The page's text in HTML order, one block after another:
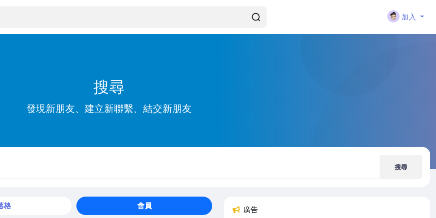
加入
搜尋
發現新朋友、建立新聯繫、結交新朋友
搜尋
格 會員 廣告